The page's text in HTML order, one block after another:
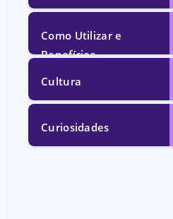
Como Utilizar e
Benefícios
Cultura
Curiosidades